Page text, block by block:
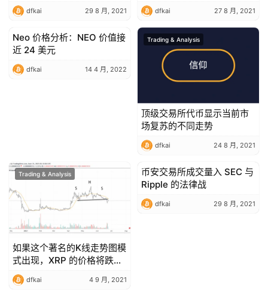
哪些
dfkai 29 8 月, 2021 dfkai 27 8 月, 2021
Trading & Analysis
Neo 价格分析：NEO 价值接
近 24 美元
dfkai 14 4 月, 2022
Trading & Analysis
顶级交易所代币显示当前市
场复苏的不同走势
dfkai 24 8 月, 2021
Trading & Analysis
如果这个著名的K线走势图模
式出现，XRP 的价格将跌至
与比特币的新低
dfkai 4 9 月, 2021
Trading & Analysis
币安交易所成交量入 SEC 与
Ripple 的法律战
dfkai 29 8 月, 2021